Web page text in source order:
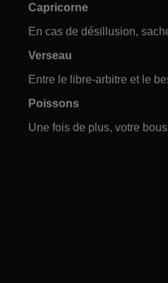
Capricorne
En cas de désillusion,
Verseau
Entre le libre-arbitre et le
Poissons
Une fois de plus, votre